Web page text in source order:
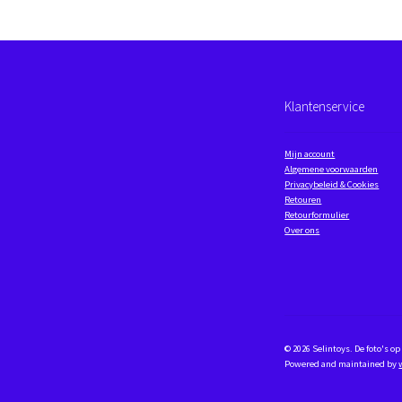
Klantenservice
Mijn account
Algemene voorwaarden
Privacybeleid & Cookies
Retouren
Retourformulier
Over ons
© 2026 Selintoys. De foto's
Powered and maintained by